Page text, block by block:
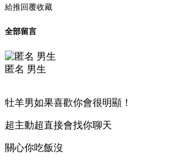
給推回覆收藏
全部留言
匿名 男生
牡羊男如果喜歡你會很明顯！
超主動超直接會找你聊天
關心你吃飯沒